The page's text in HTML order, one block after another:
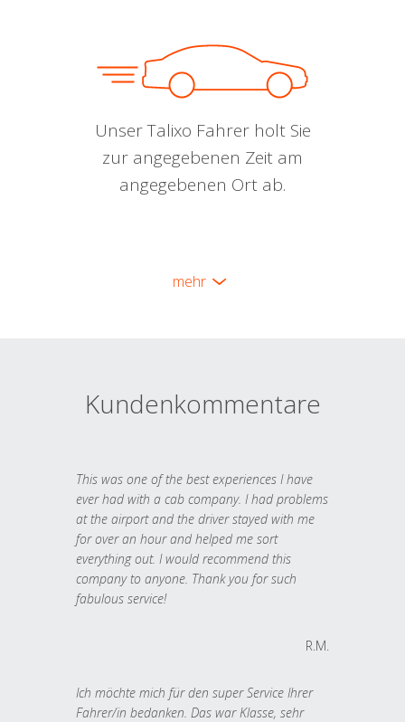
Unser Talixo Fahrer holt Sie
zur angegebenen Zeit am
angegebenen Ort ab.
mehr
Kundenkommentare
This was one of the best experiences I have
ever had with a cab company. I had problems
at the airport and the driver stayed with me
for over an hour and helped me sort
everything out. I would recommend this
company to anyone. Thank you for such
fabulous service!
R.M.
Ich möchte mich für den super Service Ihrer
Fahrer/in bedanken. Das war Klasse, sehr